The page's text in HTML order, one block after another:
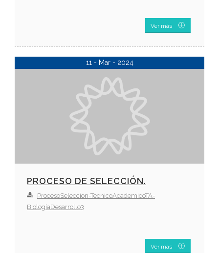
Ver más
11 - Mar - 2024
PROCESO DE SELECCIÓN.
ProcesoSeleccion-TecnicoAcademicoTA-
BiologiaDesarrollo3
Ver más